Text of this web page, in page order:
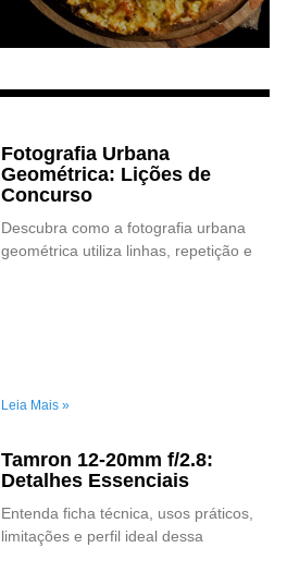
Fotografia Urbana
Geométrica: Lições de
Concurso
Descubra como a fotografia urbana
geométrica utiliza linhas, repetição e
Leia Mais »
Tamron 12-20mm f/2.8:
Detalhes Essenciais
Entenda ficha técnica, usos práticos,
limitações e perfil ideal dessa